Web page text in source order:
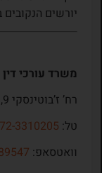
יורשים
משרד עורכי
רח’ ז’בוטינסקי 9, מגדל הכשרת היישוב, בני ברק 5126417
טל: 3310205
וואטסאפ: